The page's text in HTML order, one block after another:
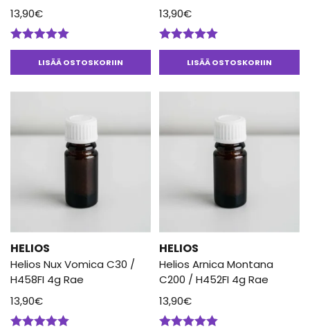
13,90€
Arvostelu
tuotteesta:LISÄÄ OSTOSKORIIN
13,90€
Arvostelu
tuotteesta:LISÄÄ OSTOSKORIIN
HELIOS
Helios Nux Vomica C30 /
H458FI 4g Rae
13,90€
HELIOS
Helios Arnica Montana
C200 / H452FI 4g Rae
13,90€